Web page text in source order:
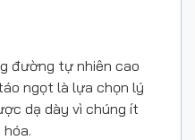
đường tự nhiên cao
ngọt là lựa chọn lý
dạ dày vì chúng ít